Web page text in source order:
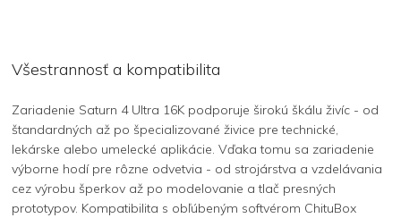
Všestrannosť a kompatibilita
Zariadenie Saturn 4 Ultra 16K podporuje širokú škálu živíc - od
štandardných až po špecializované živice pre technické,
lekárske alebo umelecké aplikácie. Vďaka tomu sa zariadenie
výborne hodí pre rôzne odvetvia - od strojárstva a vzdelávania
cez výrobu šperkov až po modelovanie a tlač presných
prototypov. Kompatibilita s obľúbeným softvérom ChituBox